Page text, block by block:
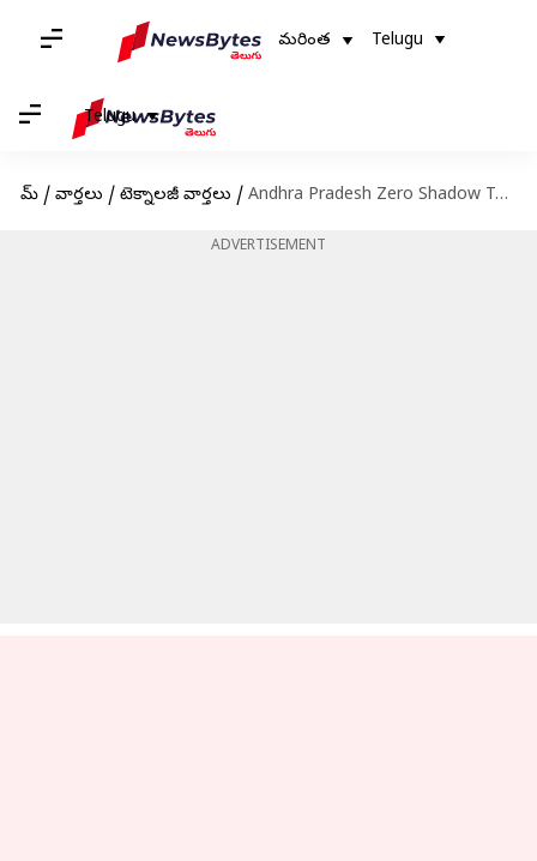
మరింత Telugu
Telugu
హోమ్ / వార్తలు / టెక్నాలజీ వార్తలు / Andhra Pradesh Zero Shadow Today: ఏపీలో అద్భుతం.. ఇవాళ్టి నుంచి జీరో షాడో డే.. మిట్ట మధ్యాహ్నం నీడ మాయం
ADVERTISEMENT